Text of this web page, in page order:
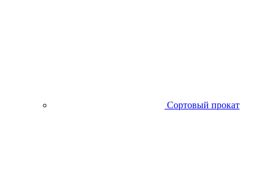
Сортовый прокат